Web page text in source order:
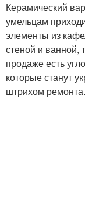
Керамический
умельцам
элементы из
стеной и ванной,
продаже есть
которые станут
штрихом ремонта.